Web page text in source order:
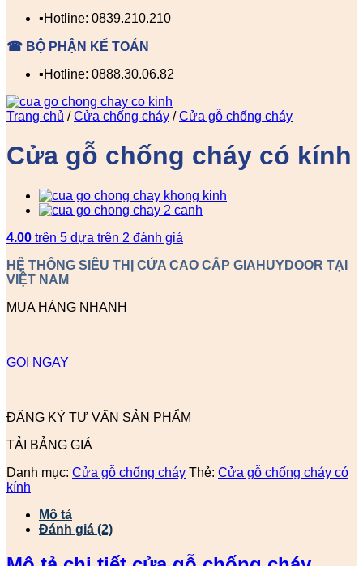
▪️Hotline: 0839.210.210
☎ BỘ PHẬN KẾ TOÁN
▪️Hotline: 0888.30.06.82
Trang chủ / Cửa chống cháy / Cửa gỗ chống cháy
Cửa gỗ chống cháy có kính
4.00 trên 5 dựa trên 2 đánh giá
HỆ THỐNG SIÊU THỊ CỬA CAO CẤP GIAHUYDOOR TẠI
VIỆT NAM
MUA HÀNG NHANH
GỌI NGAY
ĐĂNG KÝ TƯ VẤN SẢN PHẨM
TẢI BẢNG GIÁ
Danh mục: Cửa gỗ chống cháy Thẻ: Cửa gỗ chống cháy có
kính
Mô tả
Đánh giá (2)